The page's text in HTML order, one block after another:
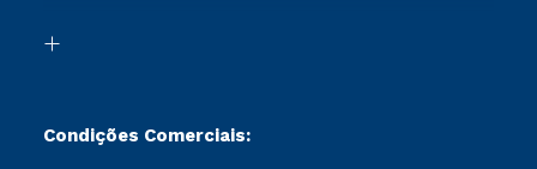
Formação Pedagógica - R2
Condições Comerciais: